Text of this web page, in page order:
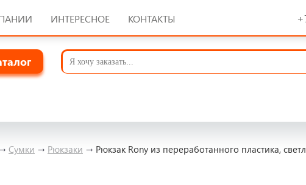
ИНТЕРЕСНОЕ КОНТАКТЫ
Сумки → Рюкзаки → Рюкзак Rony из переработанного пластика,